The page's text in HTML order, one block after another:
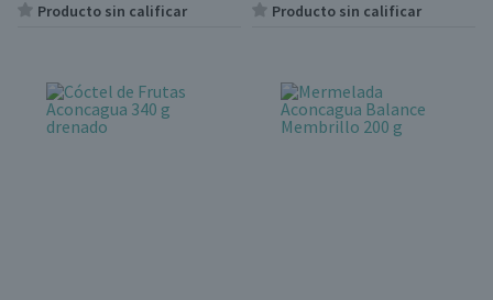
Producto sin calificar Producto sin calificar